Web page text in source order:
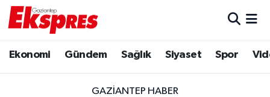
Ekonomi Gündem Sağlık Siyaset Spor
GAZIANTEP HABER
Ekonomi
Trafik Durumu